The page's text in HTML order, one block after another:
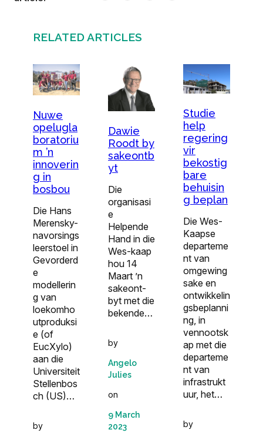
RELATED ARTICLES
Nuwe
opelugla
boratoriu
m ’n
innoverin
g in
bosbou
Die Hans
Merensky-
navorsings
leerstoel in
Gevorderd
e
modellerin
g van
loekomho
utproduksi
e (of
EucXylo)
aan die
Universiteit
Stellenbos
ch (US)…
by
Dawie
Roodt by
sakeontb
yt
Die
organisasi
e
Helpende
Hand in die
Wes-kaap
hou 14
Maart ’n
sakeont­
byt met die
bekende…
by
Angelo
Julies
on
9 March
2023
Studie
help
regering
vir
bekostig
bare
behuisin
g beplan
Die Wes-
Kaapse
departeme
nt van
omgewing
sake en
ontwikkelin
gsbeplanni
ng, in
vennootsk
ap met die
departeme
nt van
infrastrukt
uur, het…
by